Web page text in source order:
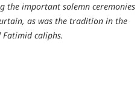
the important solemn ceremonies
as was the tradition in the
caliphs.